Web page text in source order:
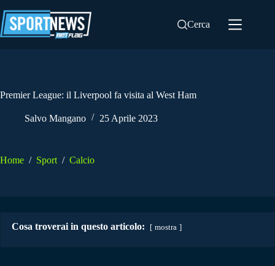
al
contenuto
Cerca
Premier League: il Liverpool fa visita al West Ham
Salvo Mangano 25 Aprile 2023
Home / Sport / Calcio
Cosa troverai in questo articolo: mostra